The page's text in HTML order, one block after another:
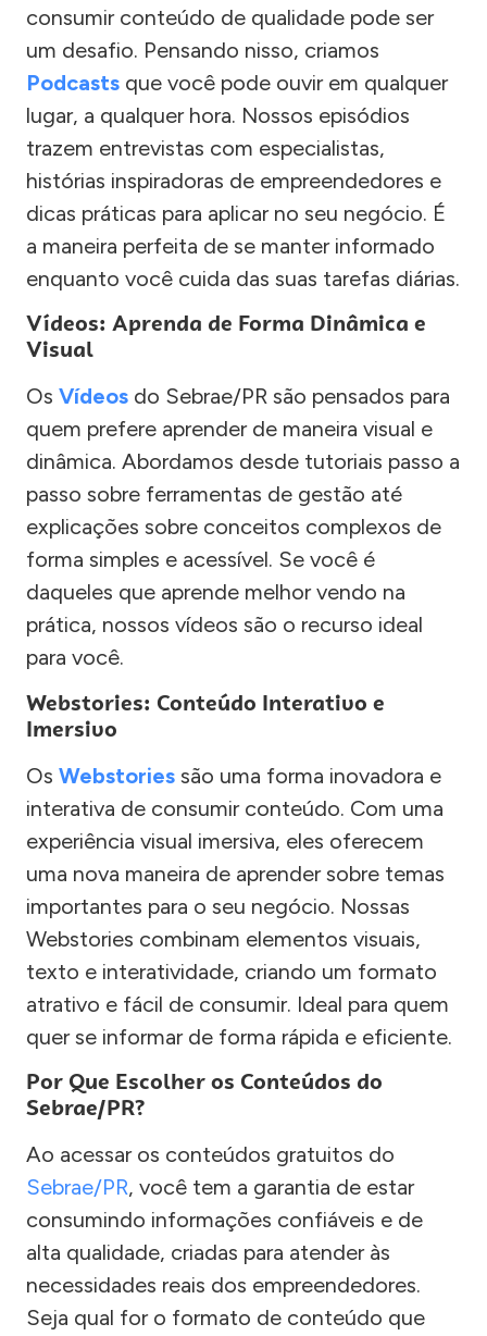
consumir conteúdo de qualidade pode ser
um desafio. Pensando nisso, criamos
Podcasts que você pode ouvir em qualquer
lugar, a qualquer hora. Nossos episódios
trazem entrevistas com especialistas,
histórias inspiradoras de empreendedores e
dicas práticas para aplicar no seu negócio. É
a maneira perfeita de se manter informado
enquanto você cuida das suas tarefas diárias.
Vídeos: Aprenda de Forma Dinâmica e
Visual
Os Vídeos do Sebrae/PR são pensados para
quem prefere aprender de maneira visual e
dinâmica. Abordamos desde tutoriais passo a
passo sobre ferramentas de gestão até
explicações sobre conceitos complexos de
forma simples e acessível. Se você é
daqueles que aprende melhor vendo na
prática, nossos vídeos são o recurso ideal
para você.
Webstories: Conteúdo Interativo e
Imersivo
Os Webstories são uma forma inovadora e
interativa de consumir conteúdo. Com uma
experiência visual imersiva, eles oferecem
uma nova maneira de aprender sobre temas
importantes para o seu negócio. Nossas
Webstories combinam elementos visuais,
texto e interatividade, criando um formato
atrativo e fácil de consumir. Ideal para quem
quer se informar de forma rápida e eficiente.
Por Que Escolher os Conteúdos do
Sebrae/PR?
Ao acessar os conteúdos gratuitos do
Sebrae/PR, você tem a garantia de estar
consumindo informações confiáveis e de
alta qualidade, criadas para atender às
necessidades reais dos empreendedores.
Seja qual for o formato de conteúdo que